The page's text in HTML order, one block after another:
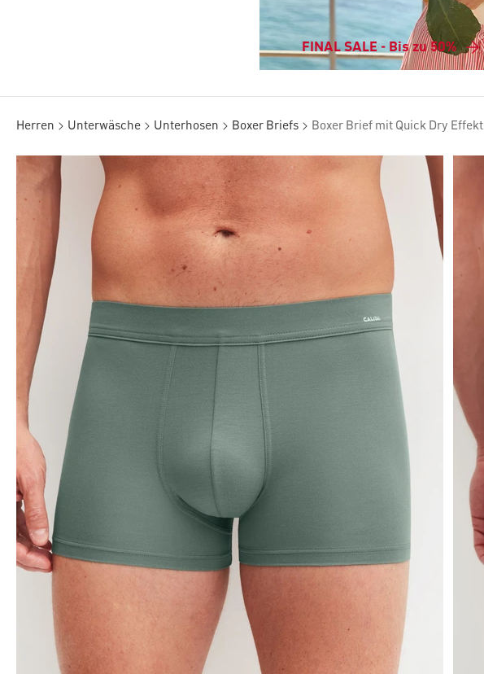
FINAL SALE - Bis zu 50%
Herren Unterwäsche Unterhosen Boxer Briefs Boxer Brief mit Quick Dry Effekt